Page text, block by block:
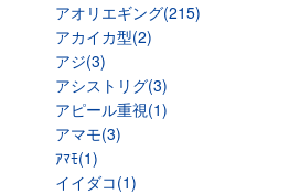
アオリエギング(215)
アカイカ型(2)
アジ(3)
アシストリグ(3)
アピール重視(1)
アマモ(3)
ｱﾏﾓ(1)
イイダコ(1)